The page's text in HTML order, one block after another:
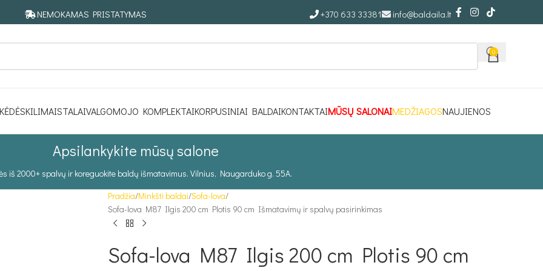
NEMOKAMAS PRISTATYMAS +370 633 33381 info@baldaila.lt
0
KĖDĖSKILIMAISTALAIVALGOMOJO KOMPLEKTAIKORPUSINIAI BALDAIKONTAKTAIMŪSŲ SALONAIMEDŽIAGOSNAUJIENOS
Apsilankykite mūsų salone
iš 2000+ spalvų ir koreguokite baldų išmatavimus. Vilnius, Naugarduko g. 55A.
Pradžia Minkšti baldai Sofa-lova
Sofa-lova M87 Ilgis 200 cm Plotis 90 cm Išmatavimų ir spalvų pasirinkimas
Sofa-lova M87 Ilgis 200 cm Plotis 90 cm